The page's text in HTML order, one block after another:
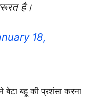
है।
18,
बेटा बहू की प्रशंसा करना